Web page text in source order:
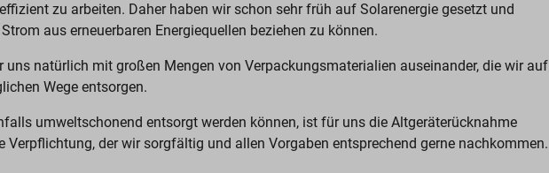
zu arbeiten. Daher haben wir schon sehr früh auf Solarenergie gesetzt und
aus erneuerbaren Energiequellen beziehen zu können.
uns natürlich mit großen Mengen von Verpackungsmaterialien auseinander, die wir auf
Wege entsorgen.
umweltschonend entsorgt werden können, ist für uns die Altgeräterücknahme
Verpflichtung, der wir sorgfältig und allen Vorgaben entsprechend gerne nachkommen.